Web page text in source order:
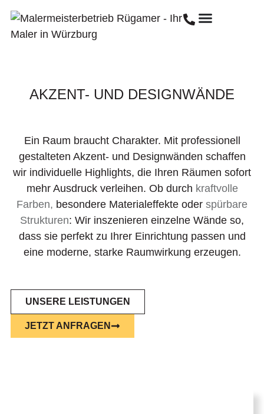
AKZENT- UND DESIGNWÄNDE
Ein Raum braucht Charakter. Mit professionell
gestalteten Akzent- und Designwänden schaffen
wir individuelle Highlights, die Ihren Räumen sofort
mehr Ausdruck verleihen. Ob durch kraftvolle
Farben, besondere Materialeffekte oder spürbare
Strukturen: Wir inszenieren einzelne Wände so,
dass sie perfekt zu Ihrer Einrichtung passen und
eine moderne, starke Raumwirkung erzeugen.
UNSERE LEISTUNGEN
JETZT ANFRAGEN